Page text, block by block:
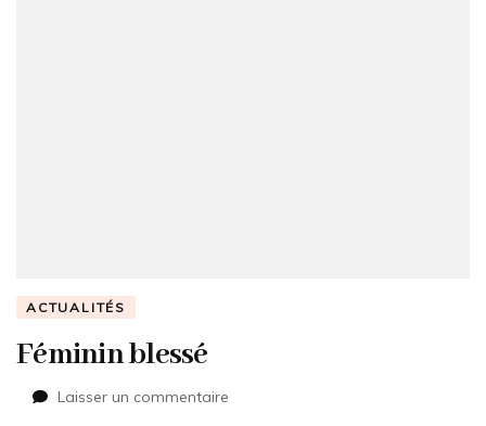
ACTUALITÉS
Féminin blessé
Laisser un commentaire